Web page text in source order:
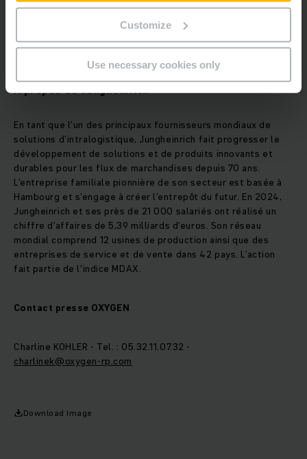
Customize
Use necessary cookies only
indépendant d’experts, sur la base de tests approfondis et
d’une évaluation scientifique de l’innovation. Cette année, 21
manutention ont été nominés.
À propos de Jungheinrich
En tant que l’un des principaux fournisseurs mondiaux de
solutions d’intralogistique, Jungheinrich fait progresser le
développement de solutions et de produits innovants et
durables pour les flux de marchandises depuis 70 ans.
L’entreprise familiale pionnière de son secteur est basée à
Hambourg et s’engage à créer l’entrepôt du futur. En 2024,
Jungheinrich et ses près de 21 000 salariés ont réalisé un
chiffre d’affaires de 5,39 milliards d’euros. Son réseau
mondial comprend 12 usines de production ainsi que des
entreprises de service et de vente dans 42 pays. L’action
fait partie de l’indice MDAX.
Contact presse OXYGEN
Charline KOHLER - Tel. : 05.32.11.07.32 -
charlinek@oxygen-rp.com
Download Image